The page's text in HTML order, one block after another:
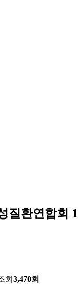
질환연합회 1
회 3,470회